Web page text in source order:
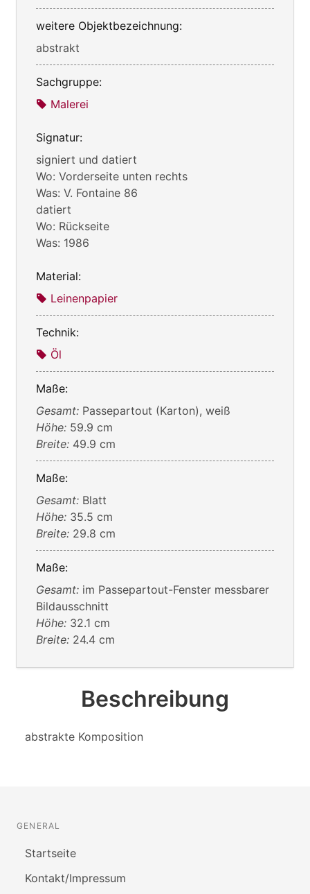
weitere Objektbezeichnung:
abstrakt
Sachgruppe:
Malerei
Signatur:
signiert und datiert
Wo: Vorderseite unten rechts
Was: V. Fontaine 86
datiert
Wo: Rückseite
Was: 1986
Material:
Leinenpapier
Technik:
Öl
Maße:
Gesamt: Passepartout (Karton), weiß
Höhe: 59.9 cm
Breite: 49.9 cm
Maße:
Gesamt: Blatt
Höhe: 35.5 cm
Breite: 29.8 cm
Maße:
Gesamt: im Passepartout-Fenster messbarer
Bildausschnitt
Höhe: 32.1 cm
Breite: 24.4 cm
Beschreibung
abstrakte Komposition
GENERAL
Startseite
Kontakt/Impressum